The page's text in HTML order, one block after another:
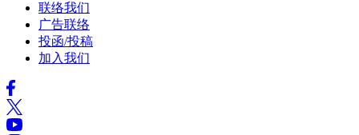
联络我们
广告联络
投函/投稿
加入我们